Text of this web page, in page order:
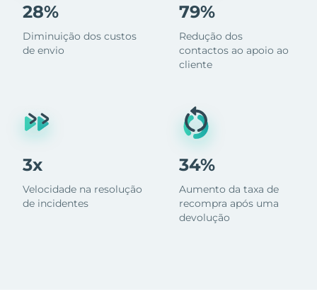
28%
Diminuição dos custos
de envio
3x
Velocidade na resolução
de incidentes
79%
Redução dos
contactos ao apoio ao
cliente
34%
Aumento da taxa de
recompra após uma
devolução